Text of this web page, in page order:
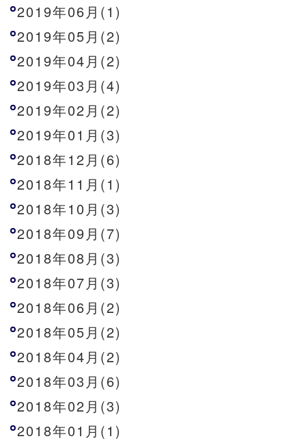
2019年06月(1)
2019年05月(2)
2019年04月(2)
2019年03月(4)
2019年02月(2)
2019年01月(3)
2018年12月(6)
2018年11月(1)
2018年10月(3)
2018年09月(7)
2018年08月(3)
2018年07月(3)
2018年06月(2)
2018年05月(2)
2018年04月(2)
2018年03月(6)
2018年02月(3)
2018年01月(1)